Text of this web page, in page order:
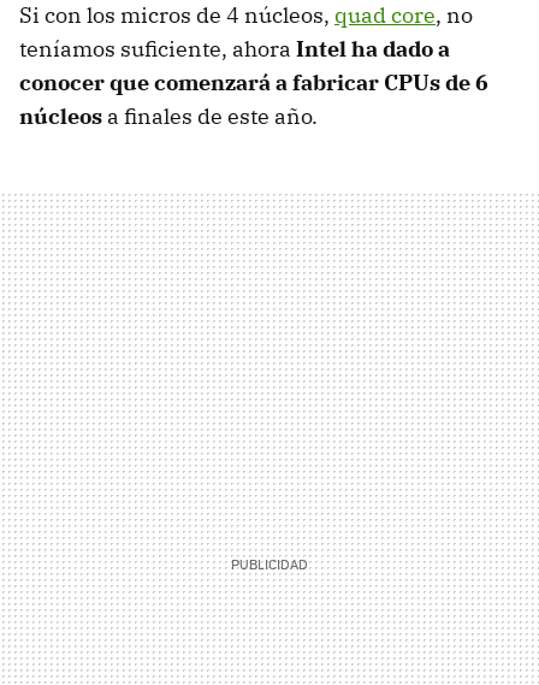
Si con los micros de 4 núcleos, quad core, no
teníamos suficiente, ahora Intel ha dado a
conocer que comenzará a fabricar CPUs de 6
núcleos a finales de este año.